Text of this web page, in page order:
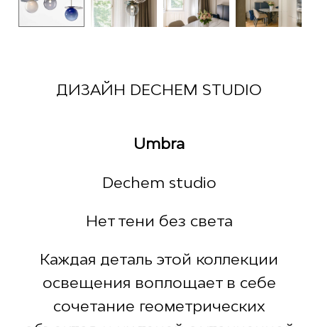
ДИЗАЙН DECHEM STUDIO
Umbra
Dechem studio
Нет тени без света
Каждая деталь этой коллекции
освещения воплощает в себе
сочетание геометрических